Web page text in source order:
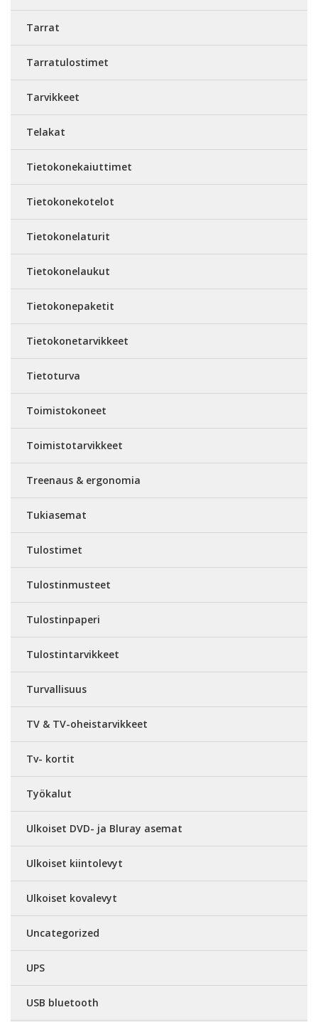
Tarrat
Tarratulostimet
Tarvikkeet
Telakat
Tietokonekaiuttimet
Tietokonekotelot
Tietokonelaturit
Tietokonelaukut
Tietokonepaketit
Tietokonetarvikkeet
Tietoturva
Toimistokoneet
Toimistotarvikkeet
Treenaus & ergonomia
Tukiasemat
Tulostimet
Tulostinmusteet
Tulostinpaperi
Tulostintarvikkeet
Turvallisuus
TV & TV-oheistarvikkeet
Tv- kortit
Työkalut
Ulkoiset DVD- ja Bluray asemat
Ulkoiset kiintolevyt
Ulkoiset kovalevyt
Uncategorized
UPS
USB bluetooth